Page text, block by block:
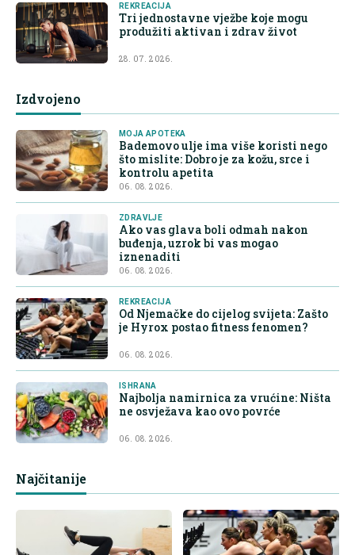
REKREACIJA
Tri jednostavne vježbe koje mogu
produžiti aktivan i zdrav život
28. 07. 2026.
Izdvojeno
MOJA APOTEKA
Bademovo ulje ima više koristi nego
što mislite: Dobro je za kožu, srce i
kontrolu apetita
06. 08. 2026.
ZDRAVLJE
Ako vas glava boli odmah nakon
buđenja, uzrok bi vas mogao
iznenaditi
06. 08. 2026.
REKREACIJA
Od Njemačke do cijelog svijeta: Zašto
je Hyrox postao fitness fenomen?
06. 08. 2026.
ISHRANA
Najbolja namirnica za vrućine: Ništa
ne osvježava kao ovo povrće
06. 08. 2026.
Najčitanije